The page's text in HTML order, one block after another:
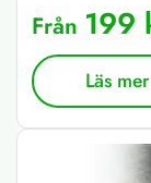
Från 199
Läs mer